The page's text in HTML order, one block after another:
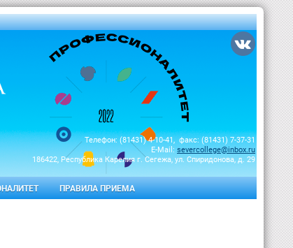
Телефон: (81431) 4-10-41, факс: (81431) 7-37-31
E-Mail: severcollege@inbox.ru
186422, Республика Карелия г. Сегежа, ул. Спиридонова, д. 29
ПРАВИЛА ПРИЕМА